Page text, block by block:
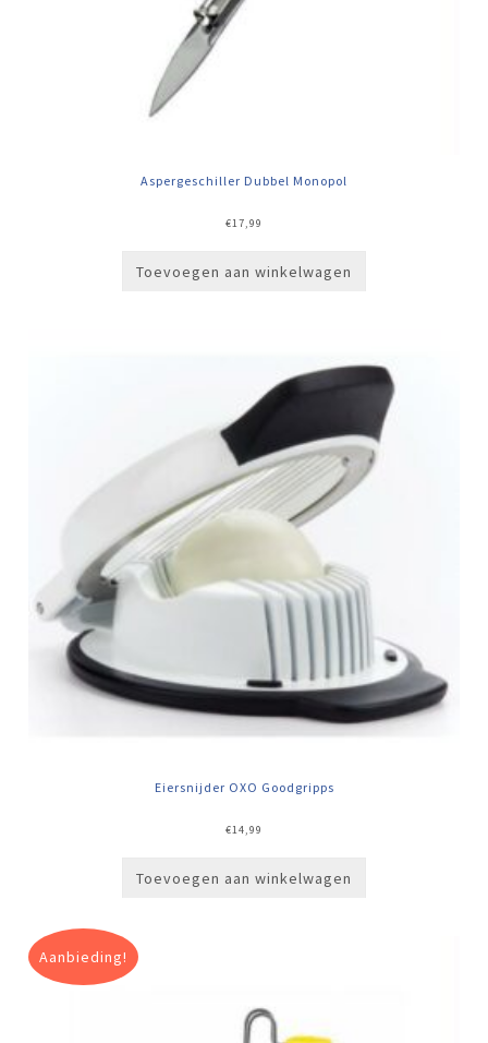
Aspergeschiller Dubbel Monopol
€17,99
Toevoegen aan winkelwagen
Eiersnijder OXO Goodgripps
€14,99
Toevoegen aan winkelwagen
Aanbieding!